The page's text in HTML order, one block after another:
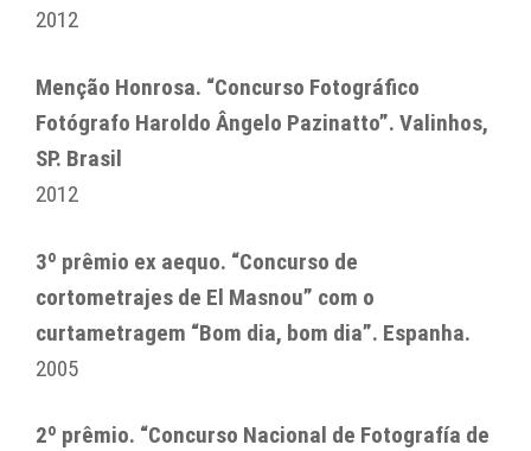
2012
Menção Honrosa. “Concurso Fotográfico
Fotógrafo Haroldo Ângelo Pazinatto”. Valinhos,
SP. Brasil
2012
3º prêmio ex aequo. “Concurso de
cortometrajes de El Masnou”​ com o
curtametragem “Bom dia, bom dia”​. Espanha.
2005
2º prêmio. “Concurso Nacional de Fotografía de